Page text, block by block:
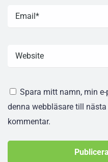
Spara mitt namn, min
denna webbläsare till
kommentar.